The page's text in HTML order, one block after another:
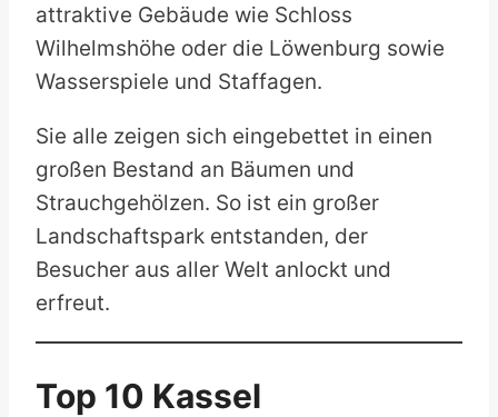
attraktive Gebäude wie Schloss
Wilhelmshöhe oder die Löwenburg sowie
Wasserspiele und Staffagen.
Sie alle zeigen sich eingebettet in einen
großen Bestand an Bäumen und
Strauchgehölzen. So ist ein großer
Landschaftspark entstanden, der
Besucher aus aller Welt anlockt und
erfreut.
Top 10 Kassel